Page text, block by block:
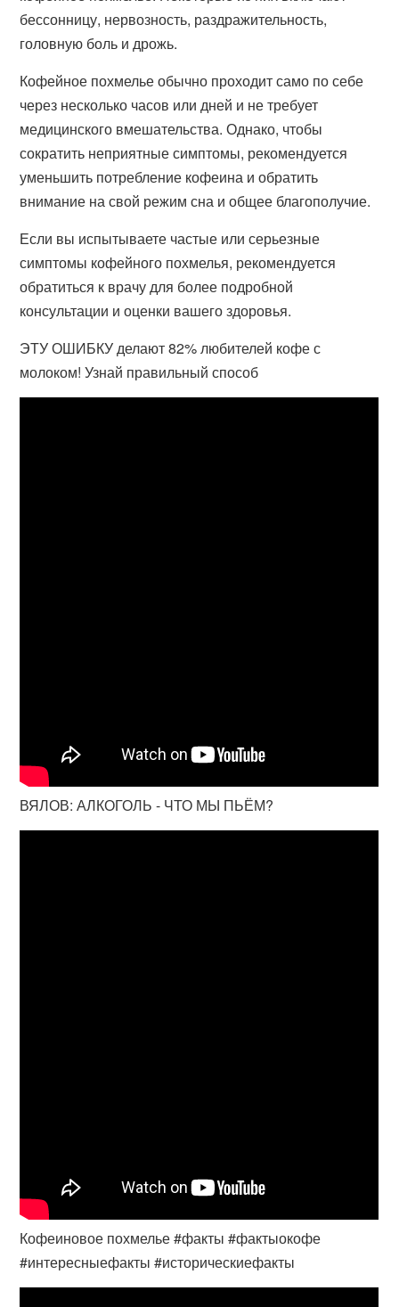
бессонницу, нервозность, раздражительность,
головную боль и дрожь.
Кофейное похмелье обычно проходит само по себе
через несколько часов или дней и не требует
медицинского вмешательства. Однако, чтобы
сократить неприятные симптомы, рекомендуется
уменьшить потребление кофеина и обратить
внимание на свой режим сна и общее благополучие.
Если вы испытываете частые или серьезные
симптомы кофейного похмелья, рекомендуется
обратиться к врачу для более подробной
консультации и оценки вашего здоровья.
ЭТУ ОШИБКУ делают 82% любителей кофе с
молоком! Узнай правильный способ
ВЯЛОВ: АЛКОГОЛЬ - ЧТО МЫ ПЬЁМ?
Кофеиновое похмелье #факты #фактыокофе
#интересныефакты #историческиефакты